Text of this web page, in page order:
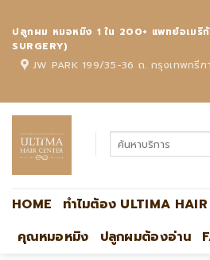
content
ปลูกผม หมอหมิง 1 ใน 200+ แพทย์อเมริ
SURGERY)
JW PARK 199/35-36 ถ. กรุงเทพกรีฑ
HOME ทำไมต้อง ULTIMA
คุณหมอหมิง
ปลูกผมต้องอ่าน